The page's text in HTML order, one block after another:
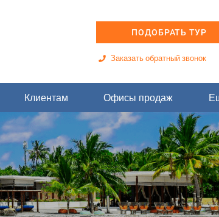
ПОДОБРАТЬ ТУР
Заказать обратный звонок
Клиентам Офисы продаж